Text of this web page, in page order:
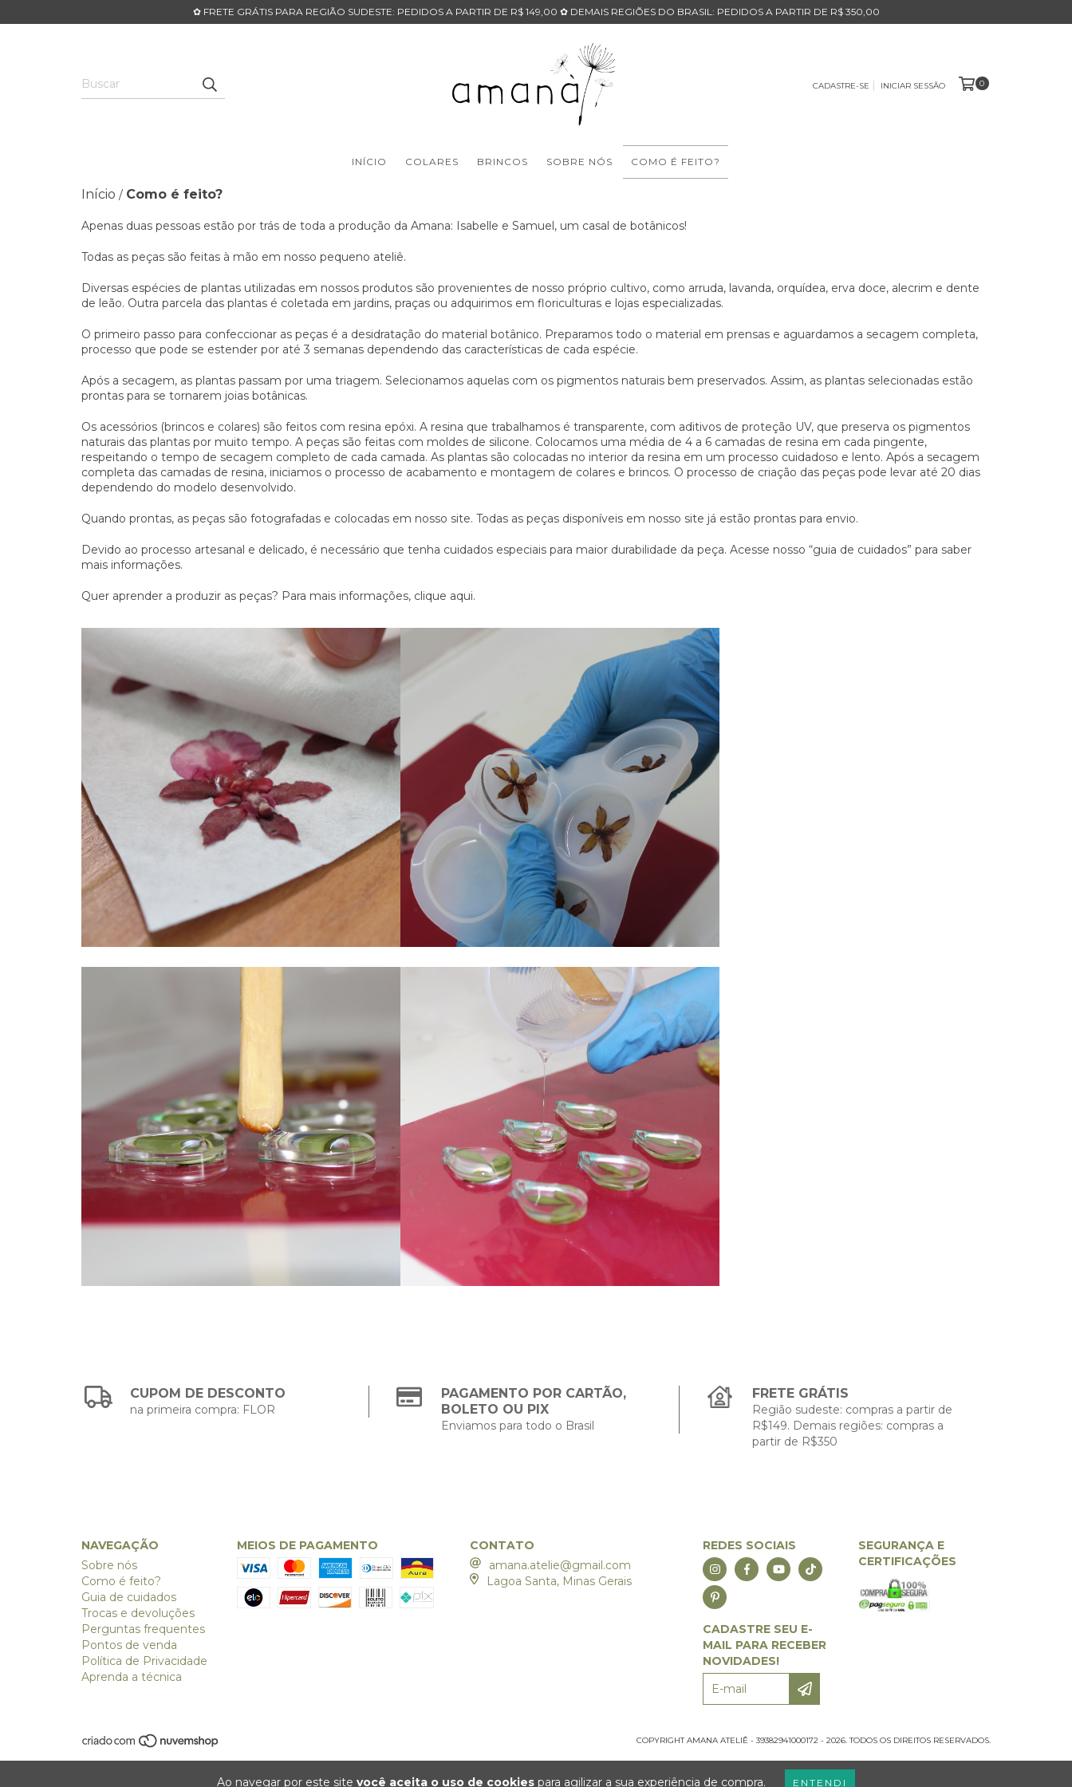
Ao navegar por este site você aceita o uso de cookies para agilizar a sua experiência de compra. ENTENDI
✿ FRETE GRÁTIS PARA REGIÃO SUDESTE: PEDIDOS A PARTIR DE R$ 149,00 ✿ DEMAIS REGIÕES DO BRASIL: PEDIDOS A PARTIR DE R$ 350,00
CADASTRE-SE INICIAR SESSÃO 0
INÍCIO COLARES BRINCOS SOBRE NÓS COMO É FEITO?
Início / Como é feito?
Apenas duas pessoas estão por trás de toda a produção da Amana: Isabelle e Samuel, um casal de botânicos!
Todas as peças são feitas à mão em nosso pequeno ateliê.
Diversas espécies de plantas utilizadas em nossos produtos são provenientes de nosso próprio cultivo, como arruda, lavanda, orquídea, erva doce, alecrim e dente
de leão. Outra parcela das plantas é coletada em jardins, praças ou adquirimos em floriculturas e lojas especializadas.
O primeiro passo para confeccionar as peças é a desidratação do material botânico. Preparamos todo o material em prensas e aguardamos a secagem completa,
processo que pode se estender por até 3 semanas dependendo das características de cada espécie.
Após a secagem, as plantas passam por uma triagem. Selecionamos aquelas com os pigmentos naturais bem preservados. Assim, as plantas selecionadas estão
prontas para se tornarem joias botânicas.
Os acessórios (brincos e colares) são feitos com resina epóxi. A resina que trabalhamos é transparente, com aditivos de proteção UV, que preserva os pigmentos
naturais das plantas por muito tempo. A peças são feitas com moldes de silicone. Colocamos uma média de 4 a 6 camadas de resina em cada pingente,
respeitando o tempo de secagem completo de cada camada. As plantas são colocadas no interior da resina em um processo cuidadoso e lento. Após a secagem
completa das camadas de resina, iniciamos o processo de acabamento e montagem de colares e brincos. O processo de criação das peças pode levar até 20 dias
dependendo do modelo desenvolvido.
Quando prontas, as peças são fotografadas e colocadas em nosso site. Todas as peças disponíveis em nosso site já estão prontas para envio.
Devido ao processo artesanal e delicado, é necessário que tenha cuidados especiais para maior durabilidade da peça. Acesse nosso “guia de cuidados” para saber
mais informações.
Quer aprender a produzir as peças? Para mais informações, clique aqui.
CUPOM DE DESCONTO
na primeira compra: FLOR
PAGAMENTO POR CARTÃO,
BOLETO OU PIX
Enviamos para todo o Brasil
FRETE GRÁTIS
Região sudeste: compras a partir de
R$149. Demais regiões: compras a
partir de R$350
NAVEGAÇÃO
Sobre nós
Como é feito?
Guia de cuidados
Trocas e devoluções
Perguntas frequentes
Pontos de venda
Política de Privacidade
Aprenda a técnica
MEIOS DE PAGAMENTO
CONTATO
amana.atelie@gmail.com
Lagoa Santa, Minas Gerais
REDES SOCIAIS
CADASTRE SEU E-
MAIL PARA RECEBER
NOVIDADES!
SEGURANÇA E
CERTIFICAÇÕES
COPYRIGHT AMANA ATELIÊ - 39382941000172 - 2026. TODOS OS DIREITOS RESERVADOS.